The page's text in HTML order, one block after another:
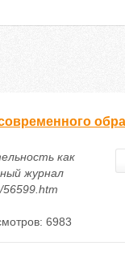
как
журнал
6983